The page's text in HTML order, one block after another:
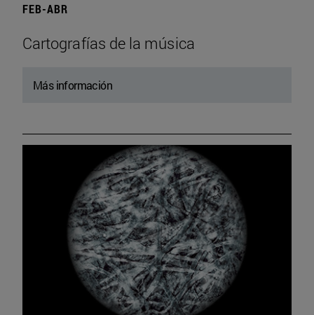
FEB-ABR
Cartografías de la música
Más información